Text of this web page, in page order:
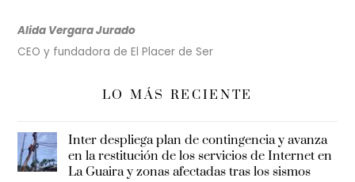
Alida Vergara Jurado
CEO y fundadora de El Placer de Ser
LO MÁS RECIENTE
Inter despliega plan de contingencia y avanza
en la restitución de los servicios de Internet en
La Guaira y zonas afectadas tras los sismos